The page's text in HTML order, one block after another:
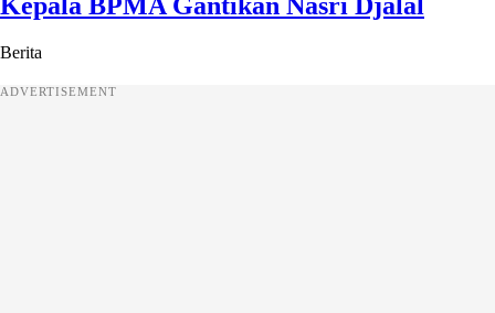
Kepala BPMA Gantikan Nasri Djalal
Berita
ADVERTISEMENT